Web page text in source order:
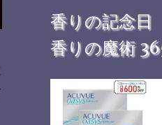
香りの記念日
香りの魔術